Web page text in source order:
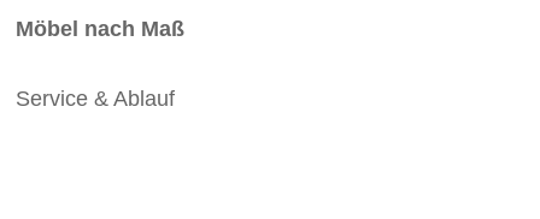
Möbel nach Maß
Service & Ablauf